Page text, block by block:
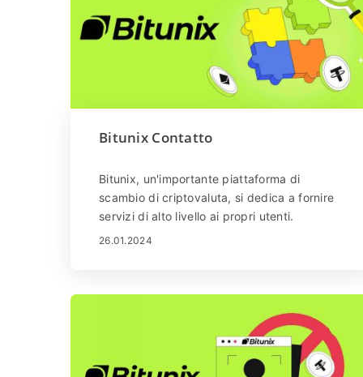
Bitunix Contatto
Bitunix, un'importante piattaforma di
scambio di criptovaluta, si dedica a fornire
servizi di alto livello ai propri utenti.
Tuttavia, come con qualsiasi piattaforma
essenziale sapere come contattare il
supporto Bitunix per una risoluzione rapida
ed efficiente dei tuoi dubbi. Questa guida ti
26.01.2024